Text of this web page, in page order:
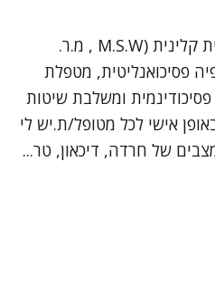
שמי מור, אני עובדת סוציאלית קלינית (M.S.W , מ.ר.
פסיכואנליטית, מטפלת
בגישה פסיכודינמית ומשלבת שיטות
אישי לכל מטופל/ת.יש לי
של חרדה, דיכאון, טר...